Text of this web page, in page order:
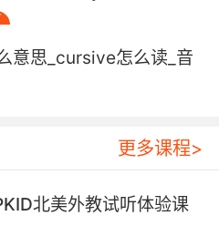
jacket for her head.
放她头下
the refinery.
工厂
he goes to college.
学了
意思_cursive怎么读_音
更多课程>
北美外教试听体验课